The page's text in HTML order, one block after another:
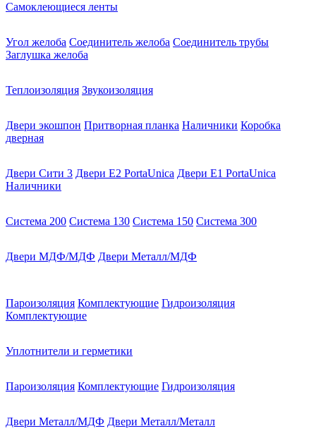
Самоклеющиеся ленты
Угол желоба Соединитель желоба Соединитель трубы
Заглушка желоба
Теплоизоляция Звукоизоляция
Двери экошпон Притворная планка Наличники Коробка
дверная
Двери Сити 3 Двери E2 PortaUnica Двери E1 PortaUnica
Наличники
Система 200 Система 130 Система 150 Система 300
Двери МДФ/МДФ Двери Металл/МДФ
Пароизоляция Комплектующие Гидроизоляция
Комплектующие
Уплотнители и герметики
Пароизоляция Комплектующие Гидроизоляция
Двери Металл/МДФ Двери Металл/Металл